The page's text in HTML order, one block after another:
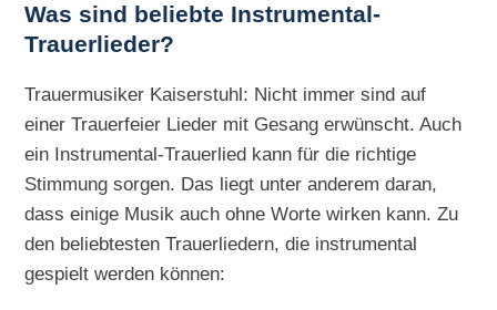
Was sind beliebte Instrumental-
Trauerlieder?
Trauermusiker Kaiserstuhl: Nicht immer sind auf
einer Trauerfeier Lieder mit Gesang erwünscht. Auch
ein Instrumental-Trauerlied kann für die richtige
Stimmung sorgen. Das liegt unter anderem daran,
dass einige Musik auch ohne Worte wirken kann. Zu
den beliebtesten Trauerliedern, die instrumental
gespielt werden können: